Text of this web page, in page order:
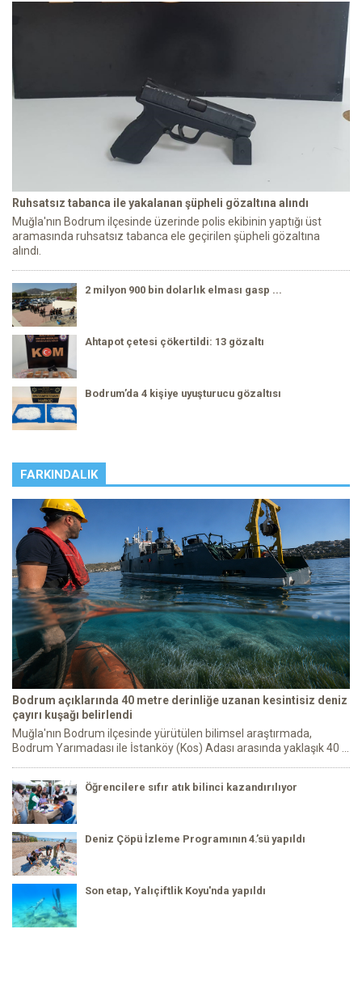
Ruhsatsız tabanca ile yakalanan şüpheli gözaltına alındı
Muğla'nın Bodrum ilçesinde üzerinde polis ekibinin yaptığı üst
aramasında ruhsatsız tabanca ele geçirilen şüpheli gözaltına
alındı.
2 milyon 900 bin dolarlık elması gasp ...
Ahtapot çetesi çökertildi: 13 gözaltı
Bodrum’da 4 kişiye uyuşturucu gözaltısı
FARKINDALIK
Bodrum açıklarında 40 metre derinliğe uzanan kesintisiz deniz
çayırı kuşağı belirlendi
Muğla'nın Bodrum ilçesinde yürütülen bilimsel araştırmada,
Bodrum Yarımadası ile İstanköy (Kos) Adası arasında yaklaşık 40 ...
Öğrencilere sıfır atık bilinci kazandırılıyor
Deniz Çöpü İzleme Programının 4.’sü yapıldı
Son etap, Yalıçiftlik Koyu'nda yapıldı